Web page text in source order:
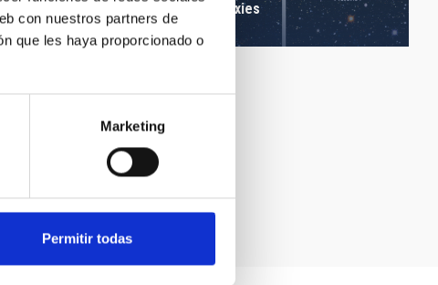
con nuestros partners de
que les haya proporcionado o
Marketing
Permitir todas
A comparison of dwarf galaxies